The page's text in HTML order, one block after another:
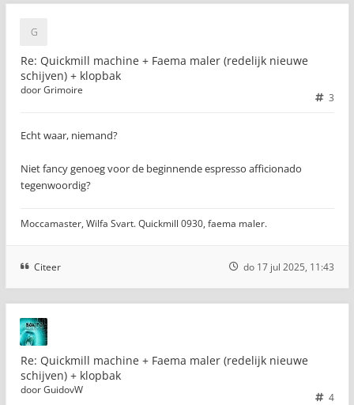
Re: Quickmill machine + Faema maler (redelijk nieuwe
schijven) + klopbak
3
doorGrimoire
Echt waar, niemand?
Niet fancy genoeg voor de beginnende espresso afficionado
tegenwoordig?
Moccamaster, Wilfa Svart. Quickmill 0930, faema maler.
Citeer do 17 jul 2025, 11:43
Re: Quickmill machine + Faema maler (redelijk nieuwe
schijven) + klopbak
4
doorGuidovW